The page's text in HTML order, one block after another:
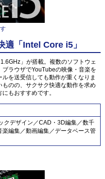
適「Intel Core i5」
」が搭載。複数のソフトウェ
ラウザでYouTubeの映像・音楽を
を送受信しても動作が重くなりま
のの、サクサク快適な動作を求め
もおすすめです。
クデザイン／CAD・3D編集／数千
編集／動画編集／データベース管